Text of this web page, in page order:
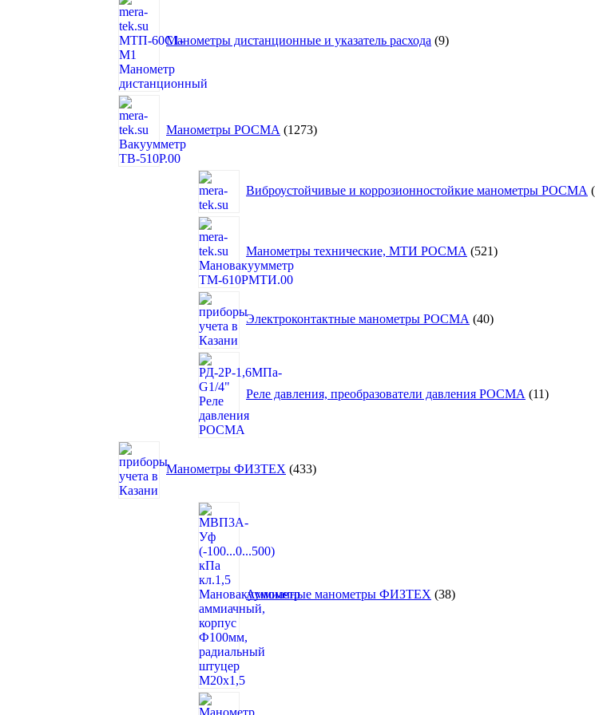
Манометры дистанционные и указатель расхода 9
Манометры РОСМА 1273
Виброустойчивые и коррозионностойкие манометры РОСМА
Манометры технические, МТИ РОСМА 521
Электроконтактные манометры РОСМА 40
товаров
Реле давления, преобразователи давления РОСМА 11
Манометры ФИЗТЕХ 433
товара
Аммиачные манометры ФИЗТЕХ 38